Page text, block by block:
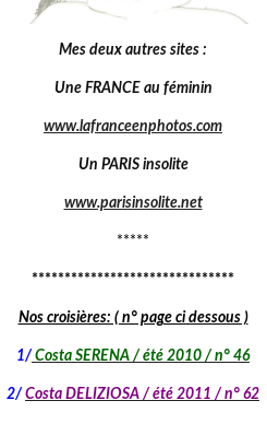
Mes deux autres sites :
Une FRANCE au féminin
www.lafranceenphotos.com
Un PARIS insolite
www.parisinsolite.net
*****
*******************************
Nos croisières: ( n° page ci dessous )
1/ Costa SERENA / été 2010 / n° 46
2/ Costa DELIZIOSA / été 2011 / n° 62